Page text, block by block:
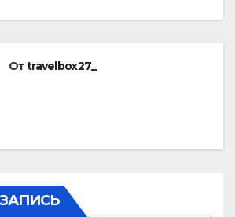
Отtravelbox27_